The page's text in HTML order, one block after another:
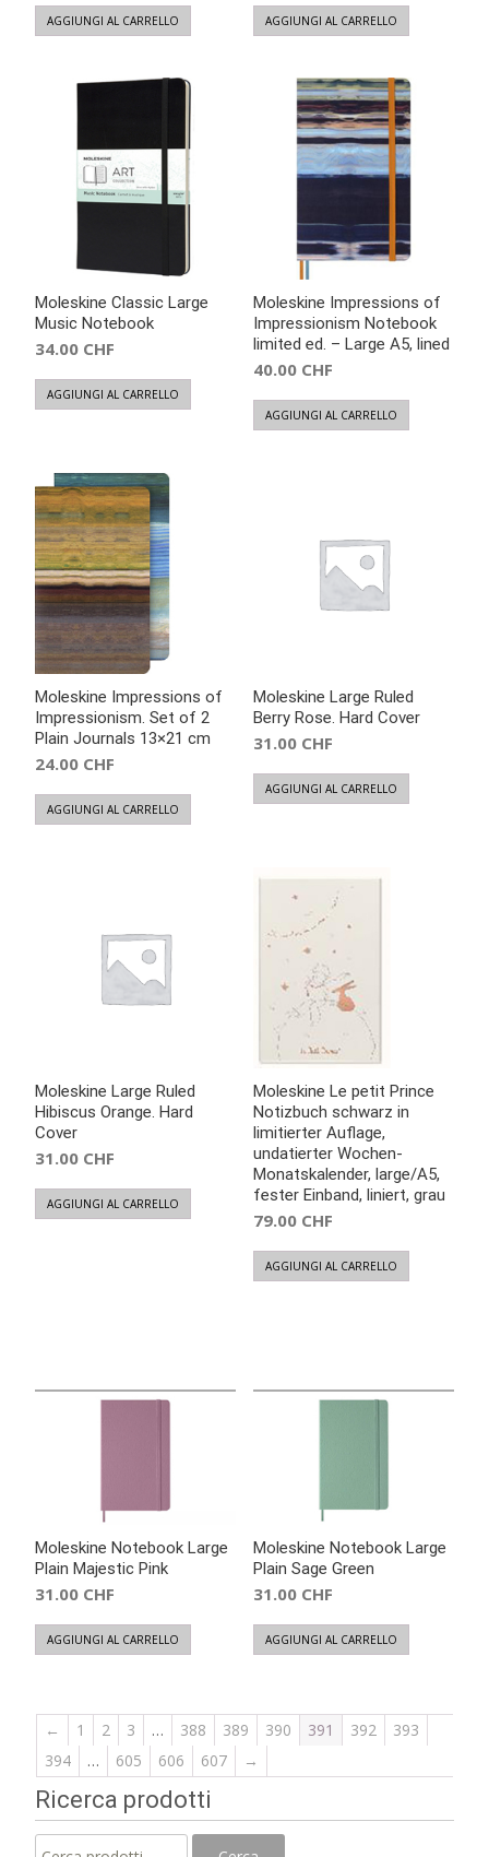
AGGIUNGI AL CARRELLO AGGIUNGI AL CARRELLO
Moleskine Classic Large
Music Notebook
34.00 CHF
AGGIUNGI AL CARRELLO
Moleskine Impressions of
Impressionism Notebook
limited ed. – Large A5, lined
40.00 CHF
AGGIUNGI AL CARRELLO
Moleskine Impressions of
Impressionism. Set of 2
Plain Journals 13×21 cm
24.00 CHF
AGGIUNGI AL CARRELLO
Moleskine Large Ruled
Berry Rose. Hard Cover
31.00 CHF
AGGIUNGI AL CARRELLO
Moleskine Large Ruled
Hibiscus Orange. Hard
Cover
31.00 CHF
AGGIUNGI AL CARRELLO
Moleskine Le petit Prince
Notizbuch schwarz in
limitierter Auflage,
undatierter Wochen-
Monatskalender, large/A5,
fester Einband, liniert, grau
79.00 CHF
AGGIUNGI AL CARRELLO
Moleskine Notebook Large
Plain Majestic Pink
31.00 CHF
AGGIUNGI AL CARRELLO
Moleskine Notebook Large
Plain Sage Green
31.00 CHF
AGGIUNGI AL CARRELLO
← 1 2 3 … 388 389 390 391 392
393
394
… 605 606 607 →
Ricerca prodotti
Cerca: